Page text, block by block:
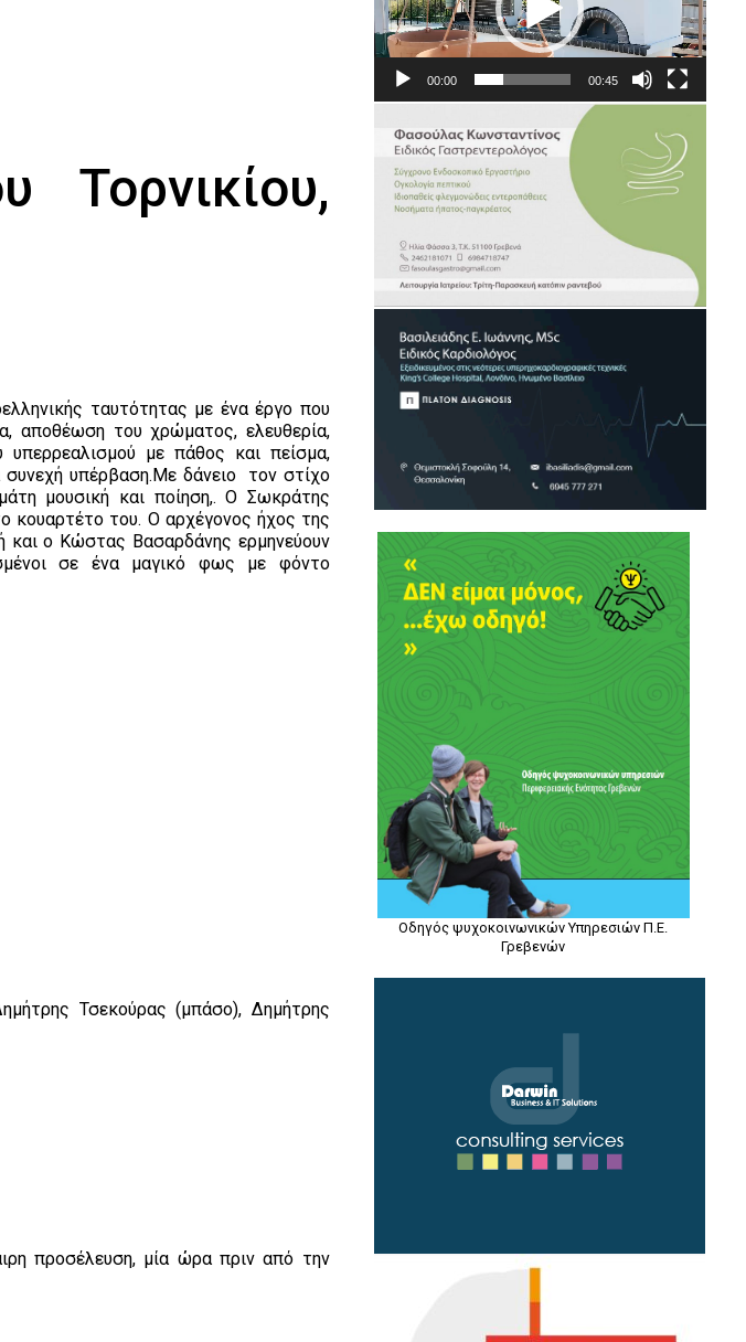
Τορνικίου,
ταυτότητας με ένα έργο που
αποθέωση του χρώματος, ελευθερία,
με πάθος και πείσμα,
υπέρβαση.Με δάνειο τον στίχο
μουσική και ποίηση,. Ο Σωκράτης
κουαρτέτο του. Ο αρχέγονος ήχος της
και ο Κώστας Βασαρδάνης ερμηνεύουν
σε ένα μαγικό φως με φόντο
Τσεκούρας (μπάσο), Δημήτρης
προσέλευση, μία ώρα πριν από την
00:00 00:45
Οδηγός ψυχοκοινωνικών Υπηρεσιών Π.Ε.
Γρεβενών